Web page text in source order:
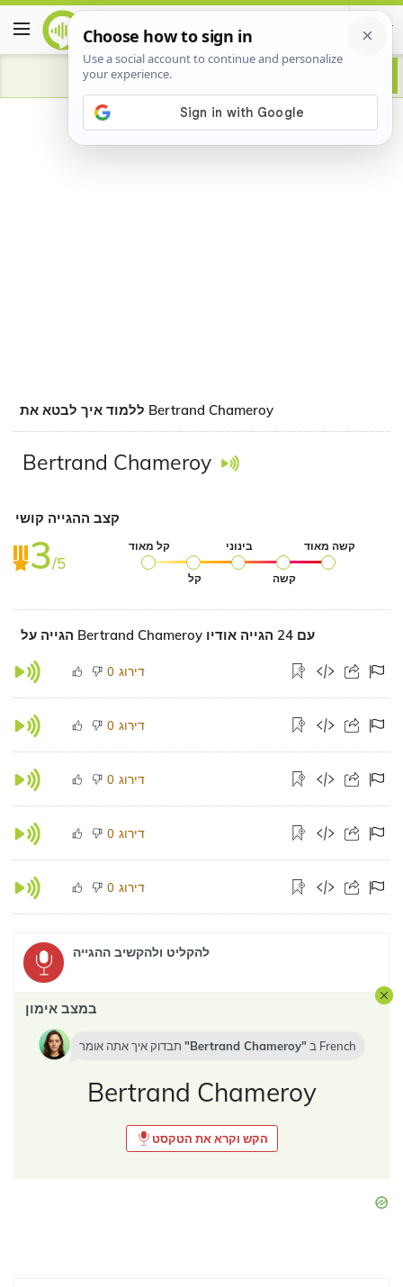
ללמוד איך לבטא את Bertrand Chameroy
Bertrand Chameroy
קצב ההגייה קושי
3/5
קל מאוד
קל
בינוני
קשה
קשה מאוד
הגייה על Bertrand Chameroy עם 24 הגייה אודיו
0 דירוג
0 דירוג
0 דירוג
0 דירוג
0 דירוג
להקליט ולהקשיב ההגייה
במצב אימון
Bertrand Chameroy ב French
Bertrand Chameroy
הקש וקרא את הטקסט